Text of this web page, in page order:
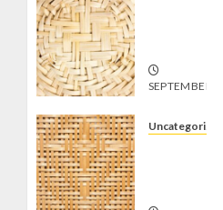
SEPTEMBER
Uncategorized